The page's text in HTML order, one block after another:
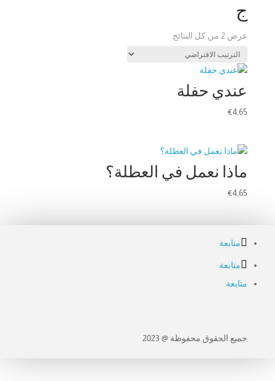
ج
عرض ⁦2⁩ من كل النتائج
عندي حفلة
€4,65
ماذا نعمل في العطلة؟
€4,65
متابعة
متابعة
متابعة
جميع الحقوق محفوظة @ 2023